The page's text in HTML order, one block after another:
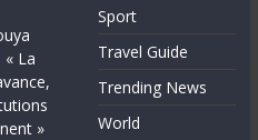
« La
»
Sport
Travel Guide
Trending News
World